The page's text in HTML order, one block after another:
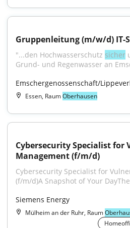
Gruppenleitung (m/w/d) IT-
"...den Hochwasserschutz sicher
Grund- und Regenwasser an
Emschergenossenschaft/
Essen, RaumOberhausen
Cybersecurity Specialist for
Management (f/m/d)
Cybersecurity Specialist for
(f/m/d)A Snapshot of Your DayThe
Siemens Energy
Mülheim an der Ruhr, Raum